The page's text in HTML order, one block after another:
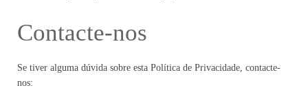
Contacte-nos
Se tiver alguma dúvida sobre esta Política de Privacidade, contacte-
nos: